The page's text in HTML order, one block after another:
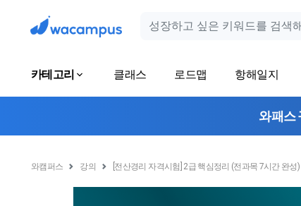
카테고리 클래스 로드맵 항해일지
와패스
와캠퍼스 강의 [전산경리 자격시험] 2급 핵심정리 (전과목 7시간 완성)